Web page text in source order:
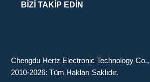
BİZİ TAKİP EDİN
Chengdu Hertz Electronic Technology
2010-2026: Tüm Hakları Saklıdır.